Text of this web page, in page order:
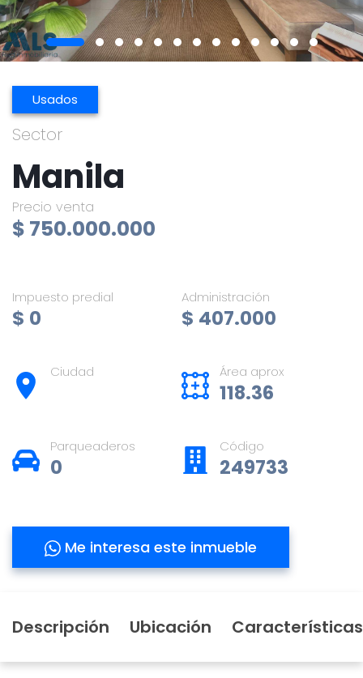
Usados
Sector
Manila
Precio venta
$ 750.000.000
Impuesto predial
$ 0
Administración
$ 407.000
Ciudad Área aprox
118.36
Parqueaderos
0
Código
249733
Me interesa este inmueble
Descripción Ubicación Características